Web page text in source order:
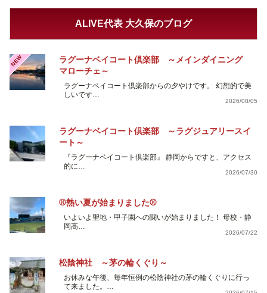
ALIVE代表 大久保のブログ
NEW
ラグーナベイコート倶楽部 ～メインダイニング
マローチェ～
ラグーナベイコート倶楽部からの夕やけです。 幻想的で美
しいです…
2026/08/05
ラグーナベイコート倶楽部 ～ラグジュアリースイ
ート～
『ラグーナベイコート倶楽部』 静岡からですと、アクセス
的に…
2026/07/30
⚾熱い夏が始まりました⚾
いよいよ聖地・甲子園への闘いが始まりました！ 母校・静
岡高…
2026/07/22
松陰神社 ～茅の輪くぐり～
お休みな午後、毎年恒例の松陰神社の茅の輪くぐりに行っ
て来ました。…